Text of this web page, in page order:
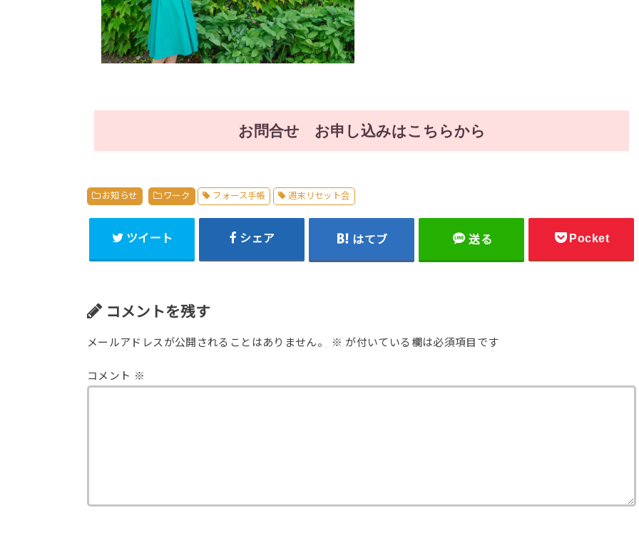
お問合せ お申し込みはこちらから
お知らせ ワーク フォース手帳 週末リセット会
ツイート シェア はてブ 送る Pocket
コメントを残す
メールアドレスが公開されることはありません。 ※ が付いている欄は必須項目です
コメント ※